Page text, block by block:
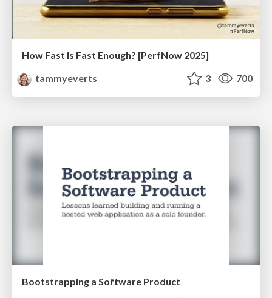
How Fast Is Fast Enough? [PerfNow 2025]
tammyeverts
3 700
Bootstrapping a Software Product